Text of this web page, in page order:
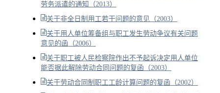
劳务派遣的通知（2013）
关于非全日制用工若干问题的意见（2003）
关于用人单位筹备组与职工发生劳动争议有关问题
意见的函（2006）
关于职工被人民检察院作出不予起诉决定用人单位
能否据此解除劳动合同问题的复函（2003）
关于劳动合同制职工工龄计算问题的复函（2002）